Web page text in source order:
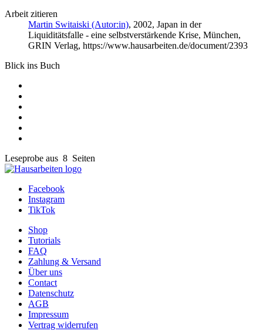
Arbeit zitieren
Martin Switaiski (Autor:in), 2002, Japan in der
Liquiditätsfalle - eine selbstverstärkende Krise, München,
GRIN Verlag, https://www.hausarbeiten.de/document/2393
Blick ins Buch
Leseprobe aus 8 Seiten
Facebook
Instagram
TikTok
Shop
Tutorials
FAQ
Zahlung & Versand
Über uns
Contact
Datenschutz
AGB
Impressum
Vertrag widerrufen